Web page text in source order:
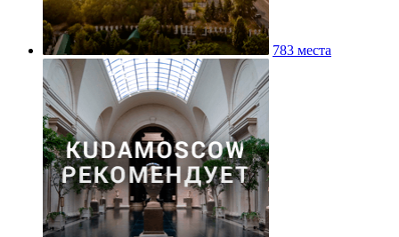
783 места